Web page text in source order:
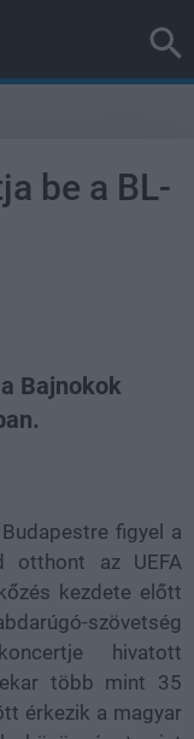
be a BL-
Bajnokok
figyel a
otthont az UEFA
kezdete előtt
szövetség
hivatott
több mint 35
érkezik a magyar